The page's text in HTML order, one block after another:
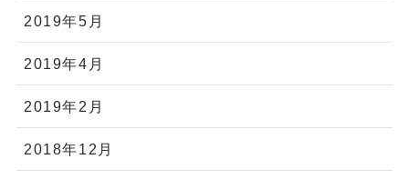
2019年5月
2019年4月
2019年2月
2018年12月